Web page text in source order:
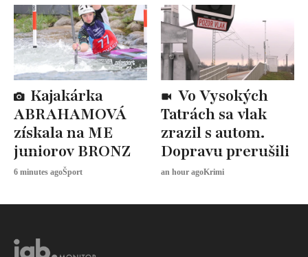
ABRAHAMOVÁ
získala na ME
juniorov BRONZ
6 minutes agoŠport
Tatrách sa vlak
zrazil s autom.
Dopravu prerušili
an hour agoKrimi